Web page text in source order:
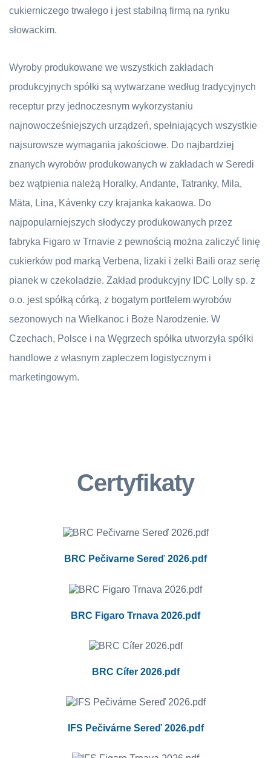
cukierniczego trwałego i jest stabilną firmą na rynku
słowackim.
Wyroby produkowane we wszystkich zakładach
produkcyjnych spółki są wytwarzane według tradycyjnych
receptur przy jednoczesnym wykorzystaniu
najnowocześniejszych urządzeń, spełniających wszystkie
najsurowsze wymagania jakościowe. Do najbardziej
znanych wyrobów produkowanych w zakładach w Seredi
bez wątpienia należą Horalky, Andante, Tatranky, Mila,
Mäta, Lina, Kávenky czy krajanka kakaowa. Do
najpopularniejszych słodyczy produkowanych przez
fabryka Figaro w Trnavie z pewnością można zaliczyć linię
cukierków pod marką Verbena, lizaki i żelki Baili oraz serię
pianek w czekoladzie. Zakład produkcyjny IDC Lolly sp. z
o.o. jest spółką córką, z bogatym portfelem wyrobów
sezonowych na Wielkanoc i Boże Narodzenie. W
Czechach, Polsce i na Węgrzech spółka utworzyła spółki
handlowe z własnym zapleczem logistycznym i
marketingowym.
Certyfikaty
BRC Pečivarne Sereď 2026.pdf
BRC Figaro Trnava 2026.pdf
BRC Cífer 2026.pdf
IFS Pečivárne Sereď 2026.pdf